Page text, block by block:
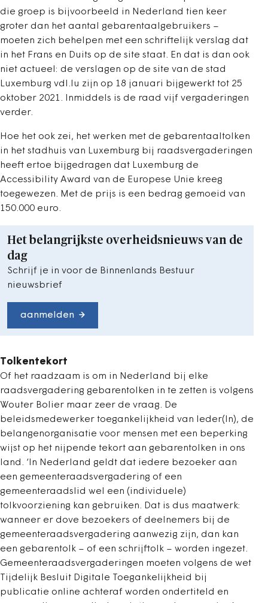
die groep is bijvoorbeeld in Nederland tien keer
groter dan het aantal gebarentaalgebruikers –
moeten zich behelpen met een schriftelijk verslag dat
in het Frans en Duits op de site staat. En dat is dan ook
niet actueel: de verslagen op de site van de stad
Luxemburg vdl.lu zijn op 18 januari bijgewerkt tot 25
oktober 2021. Inmiddels is de raad vijf vergaderingen
verder.
Hoe het ook zei, het werken met de gebarentaaltolken
in het stadhuis van Luxemburg bij raadsvergaderingen
heeft ertoe bijgedragen dat Luxemburg de
Accessibility Award van de Europese Unie kreeg
toegewezen. Met de prijs is een bedrag gemoeid van
150.000 euro.
Het belangrijkste overheidsnieuws van de
dag
Schrijf je in voor de Binnenlands Bestuur
nieuwsbrief
aanmelden
Tolkentekort
Of het raadzaam is om in Nederland bij elke
raadsvergadering gebarentolken in te zetten is volgens
Wouter Bolier maar zeer de vraag. De
beleidsmedewerker toegankelijkheid van Ieder(In), de
belangenorganisatie voor mensen met een beperking
wijst op het nijpende tekort aan gebarentolken in ons
land. ‘In Nederland geldt dat iedere bezoeker aan
een gemeenteraadsvergadering of een
gemeenteraadslid wel een (individuele)
tolkvoorziening kan gebruiken. Dat is dus maatwerk:
wanneer er dove bezoekers of deelnemers bij de
gemeenteraadsvergadering aanwezig zijn, dan kan
een gebarentolk – of een schrijftolk – worden ingezet.
Gemeenteraadsvergaderingen moeten volgens de wet
Tijdelijk Besluit Digitale Toegankelijkheid bij
publicatie online achteraf worden ondertiteld en